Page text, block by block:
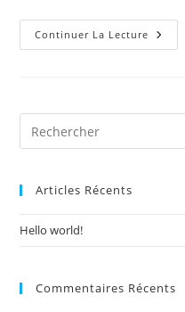
Continuer La Lecture Hello
World!
Articles Récents
Hello world!
Commentaires Récents